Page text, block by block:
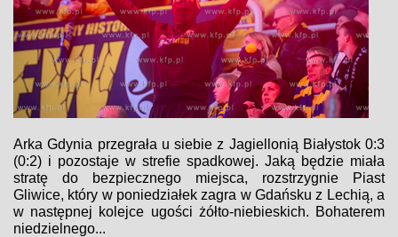
Arka Gdynia przegrała u siebie z Jagiellonią Białystok 0:3
(0:2) i pozostaje w strefie spadkowej. Jaką będzie miała
stratę do bezpiecznego miejsca, rozstrzygnie Piast
Gliwice, który w poniedziałek zagra w Gdańsku z Lechią, a
w następnej kolejce ugości żółto-niebieskich. Bohaterem
niedzielnego...